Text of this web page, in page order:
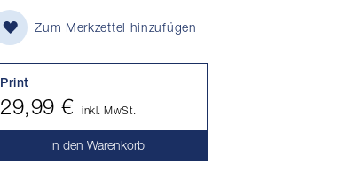
Zum Merkzettel hinzufügen
Print
29,99 € inkl. MwSt.
In den Warenkorb